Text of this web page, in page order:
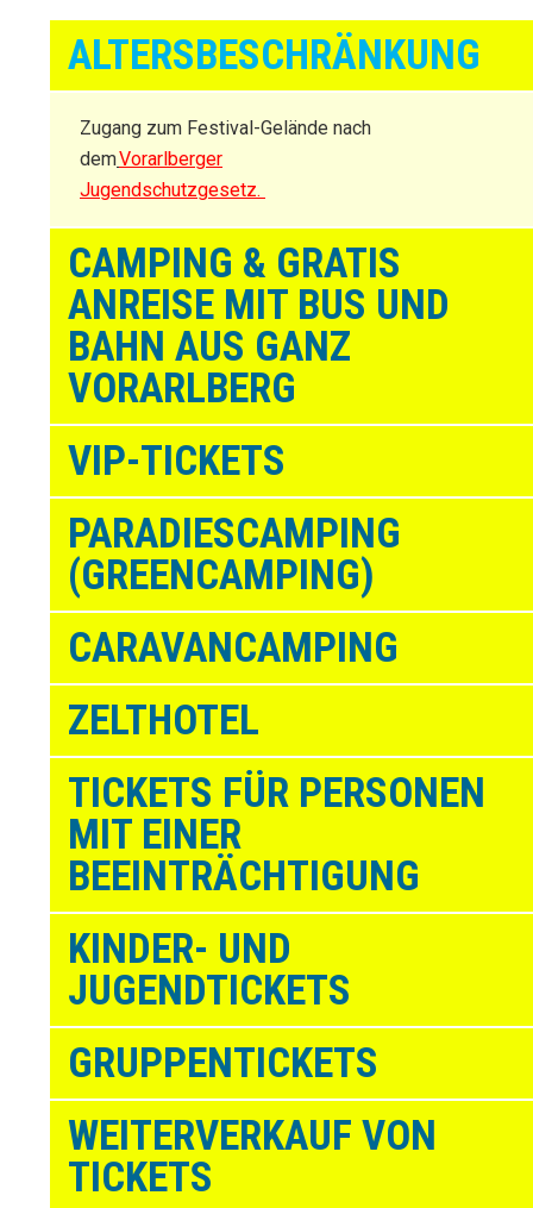
ALTERSBESCHRÄNKUNG
Zugang zum Festival-Gelände nach
demVorarlberger
Jugendschutzgesetz.
CAMPING & GRATIS
ANREISE MIT BUS UND
BAHN AUS GANZ
VORARLBERG
VIP-TICKETS
PARADIESCAMPING
(GREENCAMPING)
CARAVANCAMPING
ZELTHOTEL
TICKETS FÜR PERSONEN
MIT EINER
BEEINTRÄCHTIGUNG
KINDER- UND
JUGENDTICKETS
GRUPPENTICKETS
WEITERVERKAUF VON
TICKETS